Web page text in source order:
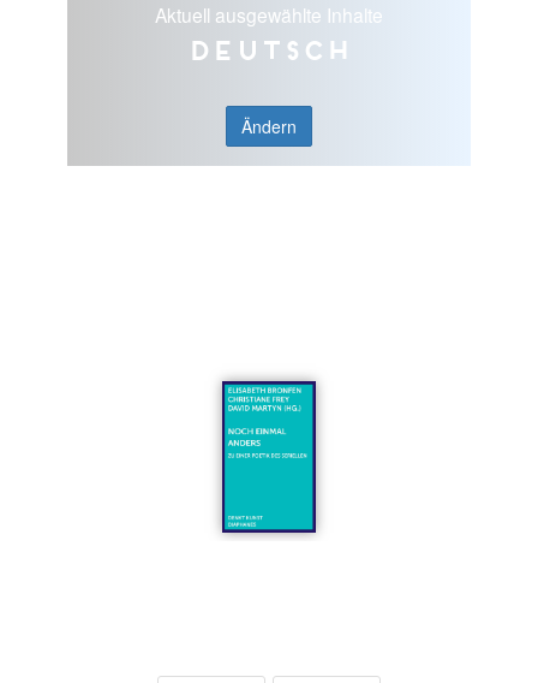
Aktuell ausgewählte Inhalte
Deutsch
Ändern